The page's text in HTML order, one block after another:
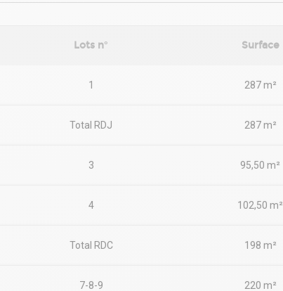
Lots n° Surface
1 287 m²
Total RDJ 287 m²
3 95,50 m²
4 102,50 m²
Total RDC 198 m²
7-8-9 220 m²